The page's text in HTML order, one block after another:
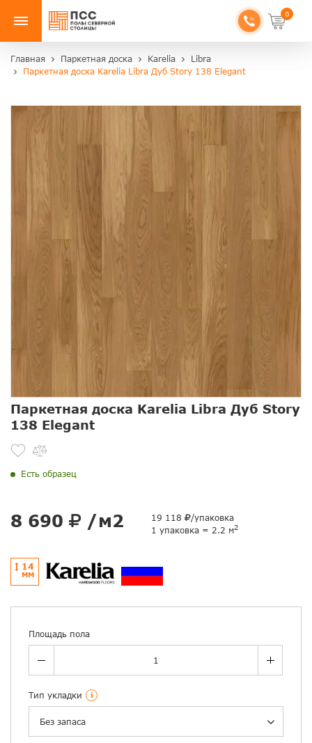
0
Главная Паркетная доска Karelia
Libra
Паркетная доска Karelia Libra Дуб Story 138 Elegant
Паркетная доска Karelia Libra Дуб Story
138 Elegant
Есть образец
8 690 /м2 19 118
/упаковка
1 упаковка = 2.2 м2
14
ММ
Площадь пола
Тип укладки i
Без запаса